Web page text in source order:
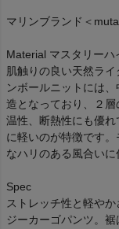
マリンブランド＜
Material マスタリーハ
肌触りの良い天然ラ
ンボールニットには
造となっており、２
温性、断熱性にも優
に軽いのが特徴です
なハリのある風合いに
Spec
ストレッチ性と軽や
ジーカーゴパンツ。